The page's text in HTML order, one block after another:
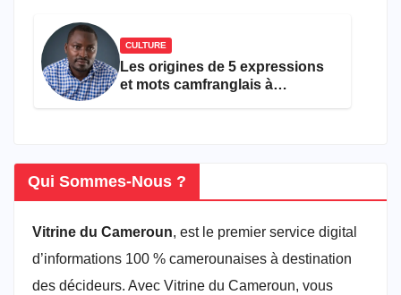
CULTURE
Les origines de 5 expressions
et mots camfranglais à
Qui Sommes-Nous ?
Vitrine du Cameroun, est le premier service digital
d’informations 100 % camerounaises à destination
des décideurs. Avec Vitrine du Cameroun, vous